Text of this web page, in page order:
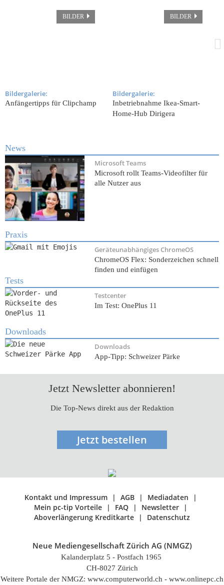
BILDER
Bildergalerie:
Anfängertipps für Clipchamp
BILDER
Bildergalerie:
Inbetriebnahme Ikea-Smart-
Home-Hub Dirigera
News
Microsoft Teams
Microsoft rollt Teams-Videofilter für
alle Nutzer aus
Praxis
Geräteunabhängiges ChromeOS
ChromeOS Flex: Sonderzeichen schnell
finden und einfügen
Tests
Testcenter
Im Test: OnePlus 11
Downloads
Downloads
App-Tipp: Schweizer Pärke
Jetzt Newsletter abonnieren!
Die Top-News direkt aus der Redaktion
Jetzt bestellen
Kontakt und Impressum AGB
Mediadaten
Mein pc-tip Vorteile
FAQ
Newsletter
Aboverlängerung Kreditkarte
Datenschutz
Neue Mediengesellschaft Zürich AG (NMGZ)
Kalanderplatz 5 - Postfach 1965
CH-8027 Zürich
Weitere Portale der NMGZ: www.computerworld.ch - www.onlinepc.ch